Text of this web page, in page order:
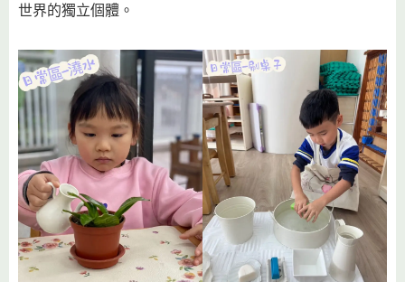
世界的獨立個體。